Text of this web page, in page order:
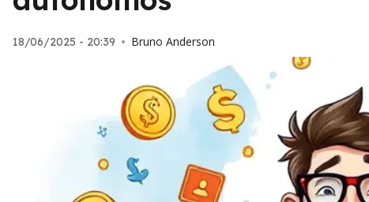
18/06/2025 - 20:39 • Bruno Anderson